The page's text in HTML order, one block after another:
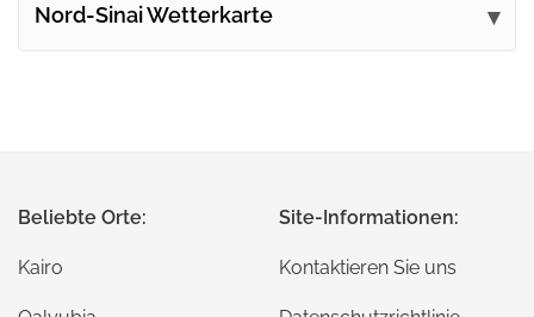
Nord-Sinai Wetterkarte
Beliebte Orte:
Kairo
Site-Informationen:
Kontaktieren Sie uns